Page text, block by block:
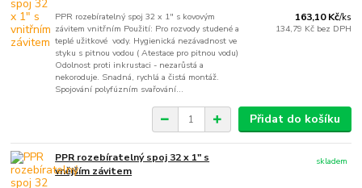
PPR rozebíratelný spoj 32 x 1" s kovovým
závitem vnitřním Použití: Pro rozvody studené a
teplé užitkové vody. Hygienická nezávadnost ve
styku s pitnou vodou ( Atestace pro pitnou vodu)
Odolnost proti inkrustaci - nezarůstá a
nekoroduje. Snadná, rychlá a čistá montáž.
Spojování polyfúzním svařování...
163,10 Kč/ks
134,79 Kč bez DPH
Přidat do košíku
PPR rozebíratelný spoj 32 x 1" s
vnějším závitem
skladem